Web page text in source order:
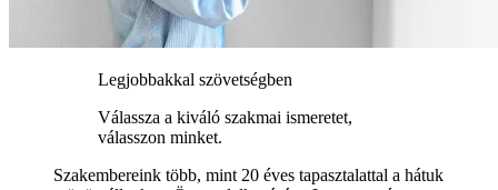
Legjobbakkal szövetségben
Válassza a kiváló szakmai ismeretet,
válasszon minket.
Szakembereink több, mint 20 éves tapasztalattal a hátuk